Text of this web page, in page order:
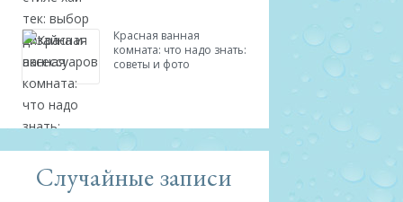
Красная ванная
комната: что надо знать:
советы и фото
Случайные записи